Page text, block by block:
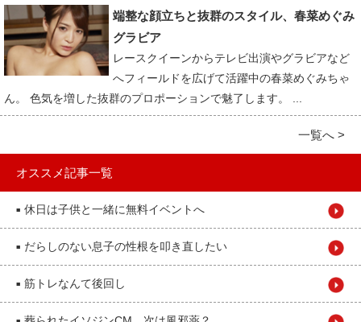
端整な顔立ちと抜群のスタイル、春菜めぐみ
グラビア
レースクイーンからテレビ出演やグラビアなど
へフィールドを広げて活躍中の春菜めぐみちゃ
ん。 色気を増した抜群のプロポーションで魅了します。 ...
一覧へ >
オススメ記事一覧
■ 休日は子供と一緒に無料イベントへ
■ だらしのない息子の性根を叩き直したい
■ 筋トレなんて後回し